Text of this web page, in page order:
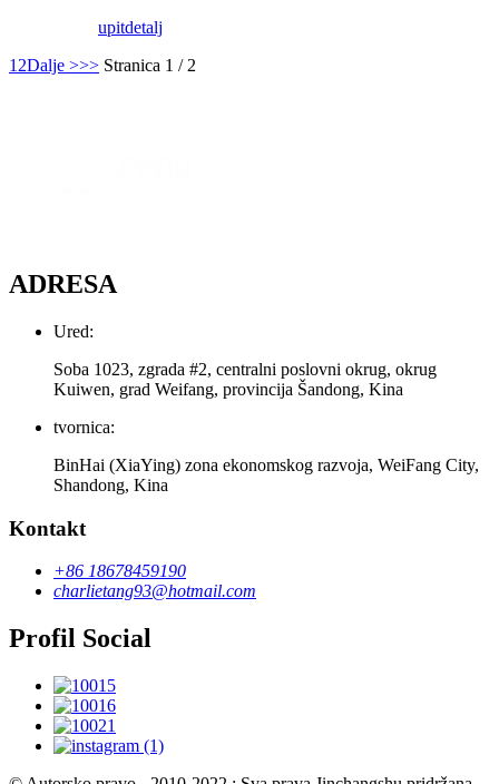
upitdetalj
1 2Dalje >>> Stranica 1 / 2
ADRESA
Ured:
Soba 1023, zgrada #2, centralni poslovni okrug, okrug
Kuiwen, grad Weifang, provincija Šandong, Kina
tvornica:
BinHai (XiaYing) zona ekonomskog razvoja, WeiFang City,
Shandong, Kina
Kontakt
+86 18678459190
charlietang93@hotmail.com
Profil Social